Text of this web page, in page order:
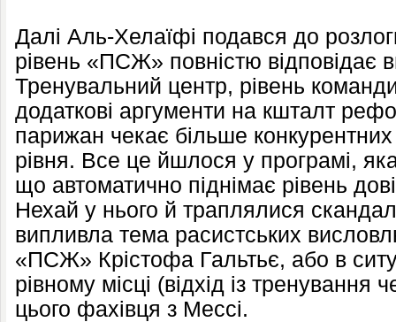
Далі Аль-Хелаїфі подався до
рівень «ПСЖ» повністю відповідає
Тренувальний центр, рівень
додаткові аргументи на кшталт
парижан чекає більше
рівня. Все це йшлося у програмі,
що автоматично піднімає рівень
Нехай у нього й траплялися
випливла тема расистських
«ПСЖ» Крістофа Гальтьє, або в
рівному місці (відхід із тренування
цього фахівця з Мессі.